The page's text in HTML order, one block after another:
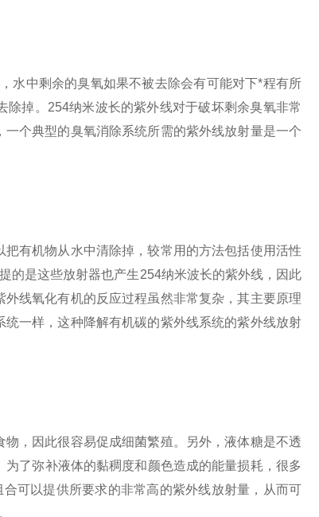
中剩余的臭氧如果不被去除会有可能对下*程有所
掉。254纳米波长的紫外线对于破坏剩余臭氧非常
个典型的臭氧消除系统所需的紫外线放射量是一个
有机物从水中清除掉，较常用的方法包括使用活性
的是这些放射器也产生254纳米波长的紫外线，因此
线氧化有机的反应过程虽然非常复杂，其主要原理
一样，这种降解有机碳的紫外线系统的紫外线放射
，因此很容易促成细菌繁殖。另外，液体糖是不透
了弥补液体的黏稠度和颜色造成的能量损耗，很多
可以提供所要求的非常高的紫外线放射量，从而可